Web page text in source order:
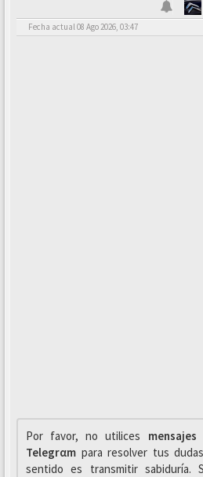
Fecha actual 08 Ago 2026, 03:47
Por favor, no utilices
Telegrαm para resolver tus
sentido es transmitir sabiduría.